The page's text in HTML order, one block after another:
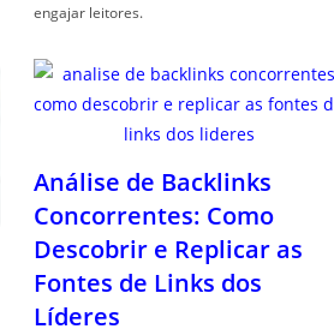
engajar leitores.
Análise de Backlinks
Concorrentes: Como
Descobrir e Replicar as
Fontes de Links dos
Líderes